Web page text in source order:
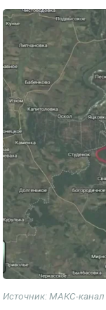
Источник: МАКС-канал